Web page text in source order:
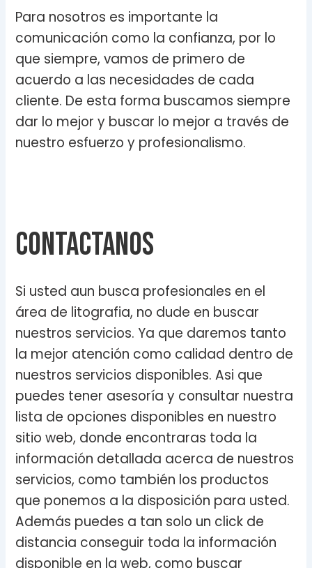
Para nosotros es importante la
comunicación como la confianza, por lo
que siempre, vamos de primero de
acuerdo a las necesidades de cada
cliente. De esta forma buscamos siempre
dar lo mejor y buscar lo mejor a través de
nuestro esfuerzo y profesionalismo.
Contactanos
Si usted aun busca profesionales en el
área de litografia, no dude en buscar
nuestros servicios. Ya que daremos tanto
la mejor atención como calidad dentro de
nuestros servicios disponibles. Asi que
puedes tener asesoría y consultar nuestra
lista de opciones disponibles en nuestro
sitio web, donde encontraras toda la
información detallada acerca de nuestros
servicios, como también los productos
que ponemos a la disposición para usted.
Además puedes a tan solo un click de
distancia conseguir toda la información
disponible en la web, como buscar